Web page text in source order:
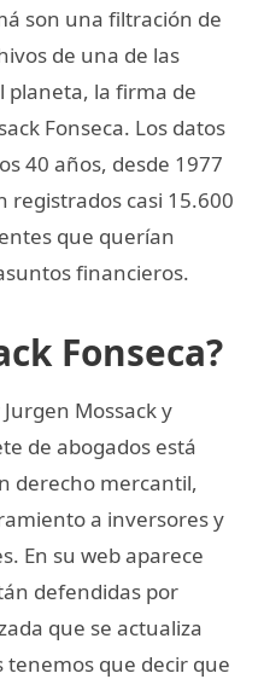
son una filtración de
de una de las
planeta, la firma de
Fonseca. Los datos
40 años, desde 1977
registrados casi 15.600
que querían
financieros.
Fonseca?
Mossack y
de abogados está
derecho mercantil,
a inversores y
En su web aparece
defendidas por
que se actualiza
que decir que